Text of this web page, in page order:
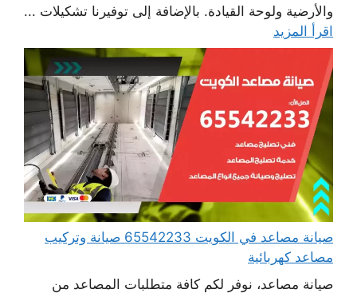
والأرضية ولوحة القيادة. بالإضافة إلى توفيرنا تشكيلات ...
اقرأ المزيد
صيانة مصاعد في الكويت 65542233 صيانة وتركيب
مصاعد كهربائية
صيانة مصاعد، نوفر لكم كافة متطلبات المصاعد من